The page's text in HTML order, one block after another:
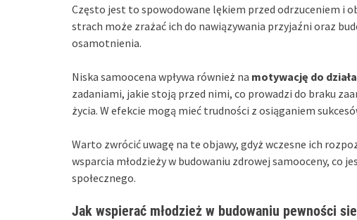
Często jest to spowodowane lękiem przed odrzuceniem i
strach może zrażać ich do nawiązywania przyjaźni oraz
osamotnienia.
Niska samoocena wpływa również na motywację do
zadaniami, jakie stoją przed nimi, co prowadzi do braku
życia. W efekcie mogą mieć trudności z osiąganiem
Warto zwrócić uwagę na te objawy, gdyż wczesne ich
wsparcia młodzieży w budowaniu zdrowej samooceny, co
społecznego.
Jak wspierać młodzież w budowaniu pewności